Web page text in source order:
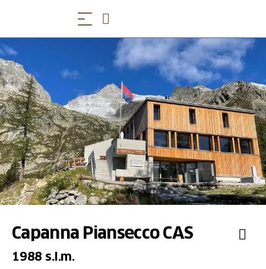
Capanna Piansecco CAS
1988 s.l.m.